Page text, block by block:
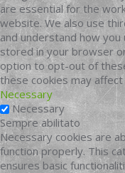
are essential for the
website. We also use
and understand how
stored in your browser
option to opt-out of
these cookies may
Necessary
Necessary
Sempre abilitato
Necessary cookies are
function properly. This
ensures basic